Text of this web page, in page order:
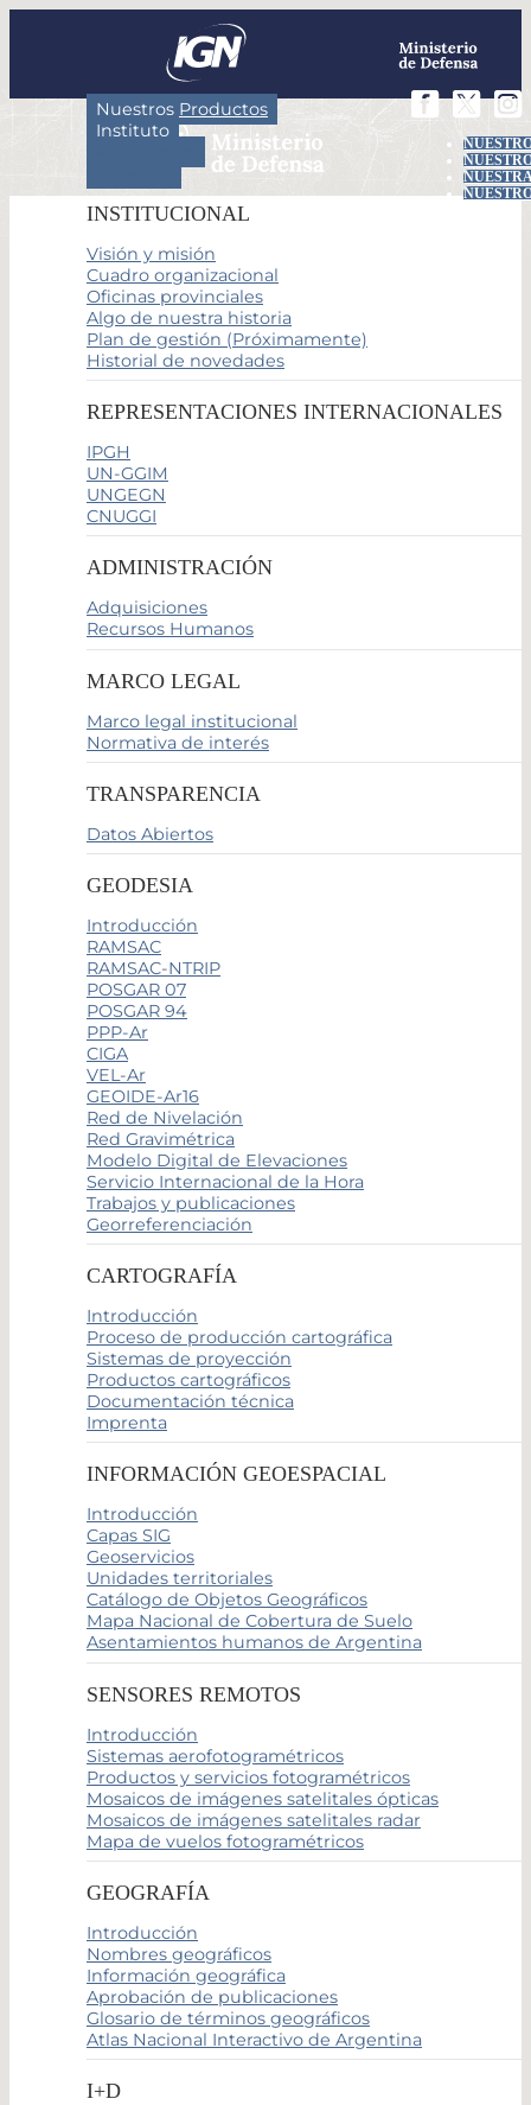
Nuestros Productos
Instituto
INSTITUCIONAL
Visión y misión
Cuadro organizacional
Oficinas provinciales
Algo de nuestra historia
Plan de gestión (Próximamente)
Historial de novedades
REPRESENTACIONES INTERNACIONALES
IPGH
UN-GGIM
UNGEGN
CNUGGI
ADMINISTRACIÓN
Adquisiciones
Recursos Humanos
MARCO LEGAL
Marco legal institucional
Normativa de interés
TRANSPARENCIA
Datos Abiertos
GEODESIA
Introducción
RAMSAC
RAMSAC-NTRIP
POSGAR 07
POSGAR 94
PPP-Ar
CIGA
VEL-Ar
GEOIDE-Ar16
Red de Nivelación
Red Gravimétrica
Modelo Digital de Elevaciones
Servicio Internacional de la Hora
Trabajos y publicaciones
Georreferenciación
CARTOGRAFÍA
Introducción
Proceso de producción cartográfica
Sistemas de proyección
Productos cartográficos
Documentación técnica
Imprenta
INFORMACIÓN GEOESPACIAL
Introducción
Capas SIG
Geoservicios
Unidades territoriales
Catálogo de Objetos Geográficos
Mapa Nacional de Cobertura de Suelo
Asentamientos humanos de Argentina
SENSORES REMOTOS
Introducción
Sistemas aerofotogramétricos
Productos y servicios fotogramétricos
Mosaicos de imágenes satelitales ópticas
Mosaicos de imágenes satelitales radar
Mapa de vuelos fotogramétricos
GEOGRAFÍA
Introducción
Nombres geográficos
Información geográfica
Aprobación de publicaciones
Glosario de términos geográficos
Atlas Nacional Interactivo de Argentina
I+D